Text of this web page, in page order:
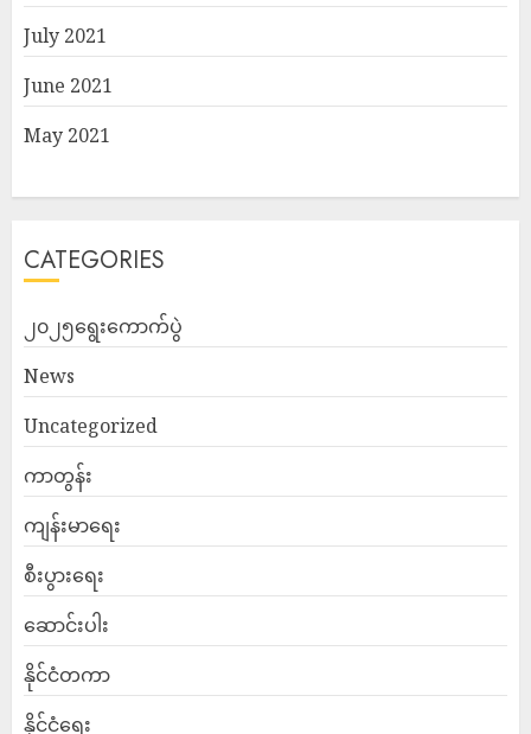
July 2021
June 2021
May 2021
CATEGORIES
၂၀၂၅ရွေးကောက်ပွဲ
News
Uncategorized
ကာတွန်း
ကျန်းမာရေး
စီးပွားရေး
ဆောင်းပါး
နိုင်ငံတကာ
နိုင်ငံရေး